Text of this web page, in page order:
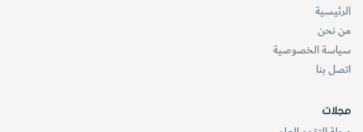
الرئيسية
من نحن
سياسة الخصوصية
اتصل بنا
مجلات